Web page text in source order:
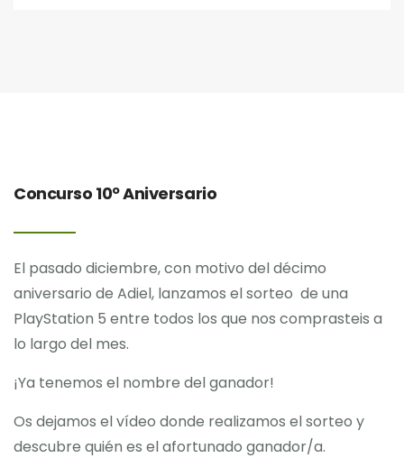
Concurso 10º Aniversario
El pasado diciembre, con motivo del décimo
aniversario de Adiel, lanzamos el sorteo de una
PlayStation 5 entre todos los que nos comprasteis a
lo largo del mes.
¡Ya tenemos el nombre del ganador!
Os dejamos el vídeo donde realizamos el sorteo y
descubre quién es el afortunado ganador/a.